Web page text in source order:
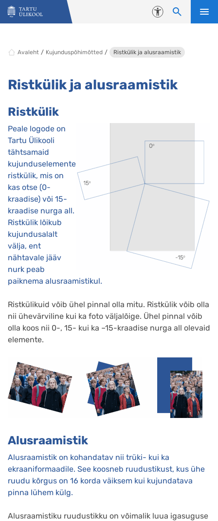
Liigu edasi põhisisu juurde
Juurdepääsetavus
Avaleht Kujunduspõhimõtted Ristkülik ja alusraamistik
Ristkülik ja alusraamistik
Ristkülik
Peale logode on
Tartu Ülikooli
tähtsamaid
kujunduselemente
ristkülik, mis on
kas otse (0-
kraadise) või 15-
kraadise nurga all.
Ristkülik lõikub
kujundusalalt
välja, ent
nähtavale jääv
nurk peab
paiknema alusraamistikul.
Ristkülikuid võib ühel pinnal olla mitu. Ristkülik võib olla
nii ühevärviline kui ka foto väljalõige. Ühel pinnal võib
olla koos nii 0-, 15- kui ka –15-kraadise nurga all olevaid
elemente.
Alusraamistik
Alusraamistik on kohandatav nii trüki- kui ka
ekraaniformaadile. See koosneb ruudustikust, kus ühe
ruudu kõrgus on 16 korda väiksem kui kujundatava
pinna lühem külg.
Alusraamistiku ruudustikku on võimalik luua igasuguse